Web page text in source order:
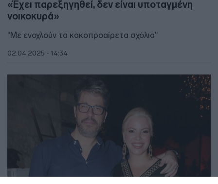
«Έχει παρεξηγηθεί, δεν είναι υποταγμένη
νοικοκυρά»
“Με ενοχλούν τα κακοπροαίρετα σχόλια"
02.04.2025 - 14:34